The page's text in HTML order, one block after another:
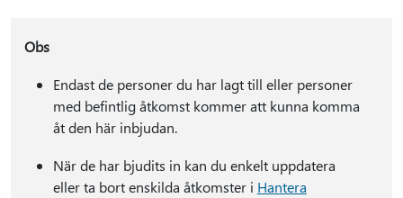
Obs
Endast de personer du har lagt till eller personer
med befintlig åtkomst kommer att kunna komma
åt den här inbjudan.
När de har bjudits in kan du enkelt uppdatera
eller ta bort enskilda åtkomster i Hantera